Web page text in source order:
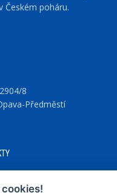
Českém poháru.
8
Předměstí
cookies!